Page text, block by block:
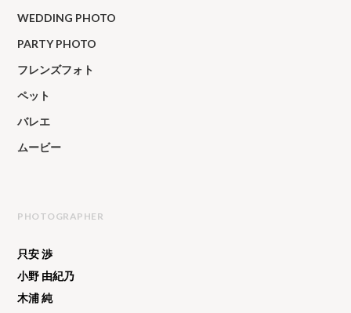
WEDDING PHOTO
PARTY PHOTO
フレンズフォト
ペット
バレエ
ムービー
PHOTOGRAPHER
只安 渉
小野 由紀乃
木浦 純